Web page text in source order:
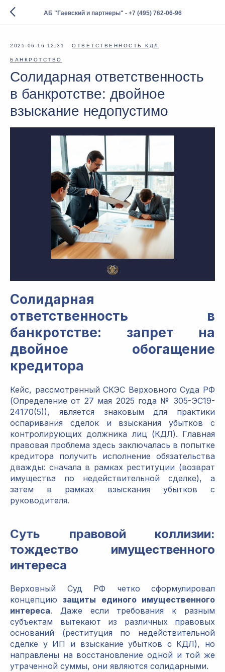
АБ "Гаевский и партнеры" - +7 (495) 762-06-96
2025-06-16 12:31 ОТВЕТСТВЕННОСТЬ КДЛ
БАНКРОТСТВО
Солидарная ответственность
в банкротстве: двойное
взыскание недопустимо
Солидарная
ответственность в
банкротстве: запрет на
двойное обогащение
кредитора
Кейс, рассмотренный СКЭС Верховного Суда РФ
(Определение от 27 мая 2025 года № 305-ЭС19-
24170(5)), является знаковым для практики
оспаривания сделок и взыскания убытков с
контролирующих должника лиц (КДЛ). Главная
правовая проблема здесь заключалась в попытке
кредитора получить исполнение обязательства
дважды: сначала в рамках реституции (возврат
имущества по недействительной сделке), а
затем в рамках взыскания убытков с
руководителя.
Суть правовой коллизии:
тождество имущественного
интереса
Верховный Суд РФ четко сформулировал
концепциюзащиты единого имущественного
интереса. Даже если требования к разным
субъектам вытекают из различных правовых
оснований (реституция по недействительной
сделке у ИП и взыскание убытков с КДЛ), но
направлены на восстановление одной и той же
утраченной суммы, они являются солидарными.